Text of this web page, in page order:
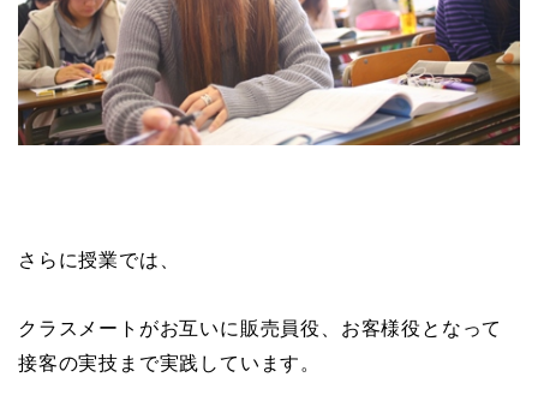
さらに授業では、
クラスメートがお互いに販売員役、お客様役となって
接客の実技まで実践しています。